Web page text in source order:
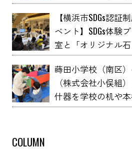
【横浜市SDGs認証
ベント】SDGs体
室と「オリジナル
ね石けん～」 YOXO
蒔田小学校（南区
（株式会社小俣組
什器を学校の机や
ップサイクルしま
COLUMN